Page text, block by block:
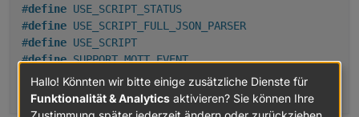
#define USE_SCRIPT_STATUS
#define USE_SCRIPT_FULL_JSON_PARSER
#define USE_SCRIPT
#define SUPPORT_MQTT_EVENT
define USE_SML_M
define USE_SML_SCRIPT_CMD
Hallo! Könnten wir bitte einige zusätzliche Dienste für
Funktionalität & Analytics aktivieren? Sie können Ihre